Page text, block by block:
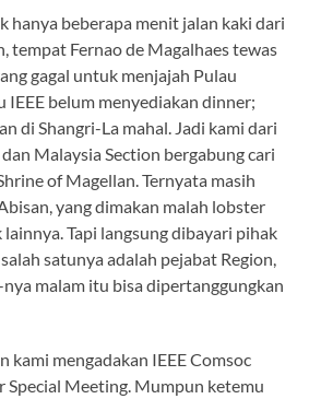
hanya beberapa menit jalan kaki dari
tempat Fernao de Magalhaes tewas
gagal untuk menjajah Pulau
IEEE belum menyediakan dinner;
di Shangri-La mahal. Jadi kami dari
Malaysia Section bergabung cari
of Magellan. Ternyata masih
yang dimakan malah lobster
Tapi langsung dibayari pihak
satunya adalah pejabat Region,
malam itu bisa dipertanggungkan
kami mengadakan IEEE Comsoc
Special Meeting. Mumpun ketemu